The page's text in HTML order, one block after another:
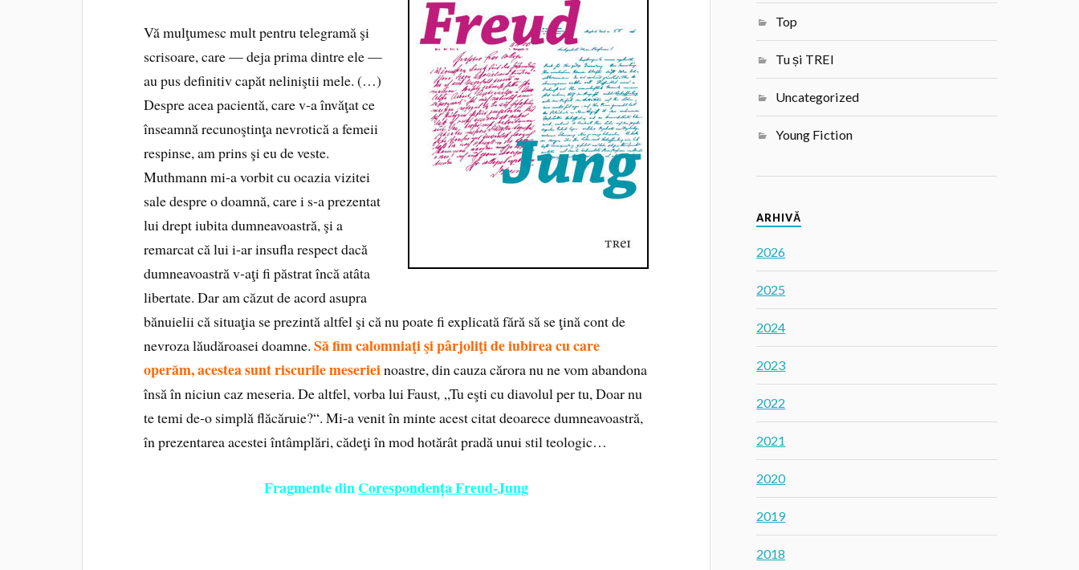
Vă mulţumesc mult pentru telegramă şi
scrisoare, care — deja prima dintre ele —
au pus definitiv capăt neliniştii mele. (…)
Despre acea pacientă, care v‑a învăţat ce
înseamnă recunoştinţa nevrotică a femeii
respinse, am prins şi eu de veste.
Muthmann mi‑a vorbit cu ocazia vizitei
sale despre o doamnă, care i s‑a prezentat
lui drept iubita dumneavoastră, şi a
remarcat că lui i‑ar insufla respect dacă
dumneavoastră v‑aţi fi păstrat încă atâta
libertate. Dar am căzut de acord asupra
bănuielii că situaţia se prezintă altfel şi că nu poate fi explicată fără să se ţină cont de
nevroza lăudăroasei doamne.Să fim calomniaţi şi pârjoliţi de iubirea cu care
operăm, acestea sunt riscurile meserieinoastre, din cauza cărora nu ne vom abandona
însă în niciun caz meseria. De altfel, vorba lui Faust, „Tu eşti cu diavolul per tu, Doar nu
te temi de‑o simplă flăcăruie?“. Mi‑a venit în minte acest citat deoarece dumneavoastră,
în prezentarea acestei întâmplări, cădeţi în mod hotărât pradă unui stil teologic…
Fragmente dinCorespondența Freud-Jung
Top
Tu și TREI
Uncategorized
Young Fiction
ARHIVĂ
2026
2025
2024
2023
2022
2021
2020
2019
2018